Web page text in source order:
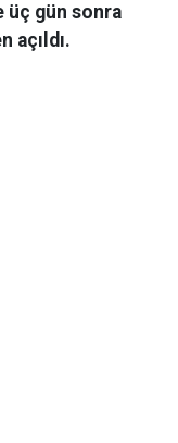
üç gün sonra
açıldı.